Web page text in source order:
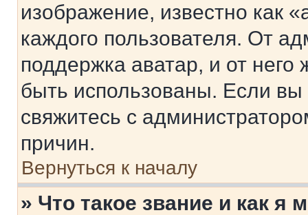
изображение, известно как
каждого пользователя. От
поддержка аватар, и от него
быть использованы. Если
свяжитесь с
причин.
Вернуться к началу
» Что такое звание и как я